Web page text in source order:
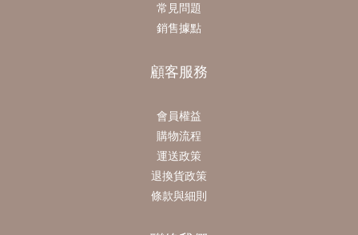
常見問題
銷售據點
顧客服務
會員權益
購物流程
運送政策
退換貨政策
條款與細則